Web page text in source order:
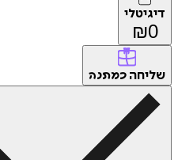
דיגיטלי
₪0
שליחה כמתנה